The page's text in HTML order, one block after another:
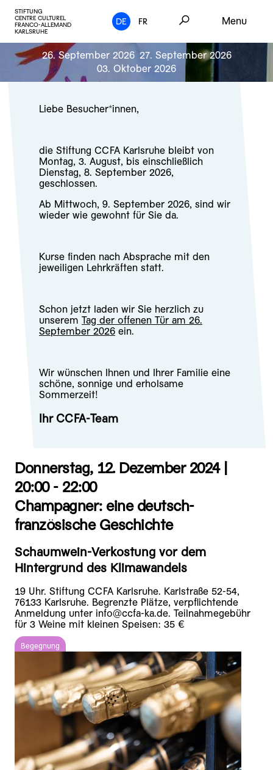
STIFTUNG
CENTRE CULTUREL
FRANCO-ALLEMAND
KARLSRUHE
DE FR Menu
26. September 2026 27. September 2026
03. Oktober 2026
Liebe Besucher*innen,
die Stiftung CCFA Karlsruhe bleibt von
Montag, 3. August, bis einschließlich
Dienstag, 8. September 2026,
geschlossen.
Ab Mittwoch, 9. September 2026, sind wir
wieder wie gewohnt für Sie da.
Kurse finden nach Absprache mit den
jeweiligen Lehrkräften statt.
Schon jetzt laden wir Sie herzlich zu
unserem Tag der offenen Tür am 26.
September 2026ein.
Wir wünschen Ihnen und Ihrer Familie eine
schöne, sonnige und erholsame
Sommerzeit!
Ihr CCFA-Team
Donnerstag, 12. Dezember 2024 |
20:00 - 22:00
Champagner: eine deutsch-
französische Geschichte
Schaumwein-Verkostung vor dem
Hintergrund des Klimawandels
19 Uhr. Stiftung CCFA Karlsruhe. Karlstraße 52-54,
76133 Karlsruhe. Begrenzte Plätze, verpflichtende
Anmeldung unter info@ccfa-ka.de. Teilnahmegebühr
für 3 Weine mit kleinen Speisen: 35 €
Begegnung